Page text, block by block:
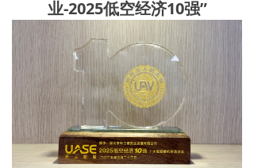
无人机配套吊舱
航拍吊舱
测绘吊舱
环保监测专用吊舱
抛投发射吊舱
业-2025低空经济10强”